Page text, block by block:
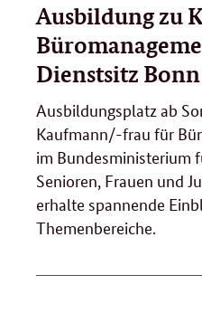
Ausbildung zu
Dienstsitz Bonn
Ausbildungsplatz ab
Kaufmann/-frau für
im Bundesministerium
Senioren, Frauen und
erhalte spannende
Themenbereiche.